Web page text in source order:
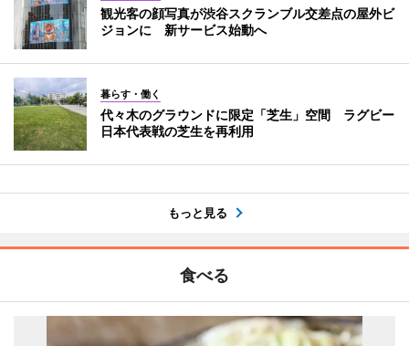
観光客の顔写真が渋谷スクランブル交差点の屋外ビ
ジョンに 新サービス始動へ
暮らす・働く
代々木のグラウンドに限定「芝生」空間 ラグビー
日本代表戦の芝生を再利用
もっと見る
食べる